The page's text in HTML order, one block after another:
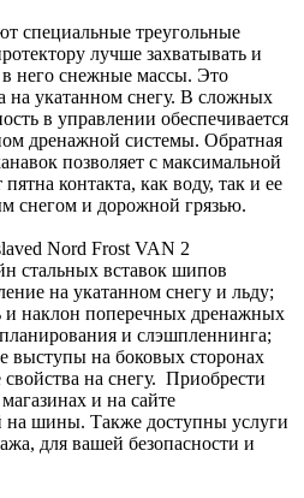
специальные треугольные
лучше захватывать и
него снежные массы. Это
на укатанном снегу. В сложных
в управлении обеспечивается
дренажной системы. Обратная
позволяет с максимальной
контакта, как воду, так и ее
снегом и дорожной грязью.
Nord Frost VAN 2
стальных вставок шипов
на укатанном снегу и льду;
и наклон поперечных дренажных
и слэшпленнинга;
выступы на боковых сторонах
на снегу. Приобрести
и на сайте
на шины. Также доступны услуги
для вашей безопасности и